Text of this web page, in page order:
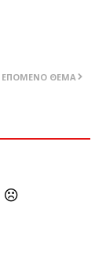
ΕΠΌΜΕΝΟ ΘΈΜΑ